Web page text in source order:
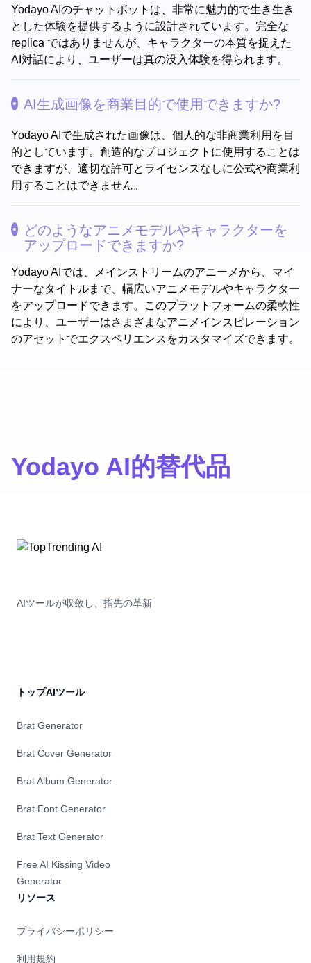
Yodayo AIのチャットボットは、非常に魅力的で生き生き
とした体験を提供するように設計されています。完全な
replica ではありませんが、キャラクターの本質を捉えた
AI対話により、ユーザーは真の没入体験を得られます。
AI生成画像を商業目的で使用できますか?
Yodayo AIで生成された画像は、個人的な非商業利用を目
的としています。創造的なプロジェクトに使用することは
できますが、適切な許可とライセンスなしに公式や商業利
用することはできません。
どのようなアニメモデルやキャラクターを
アップロードできますか?
Yodayo AIでは、メインストリームのアニーメから、マイ
ナーなタイトルまで、幅広いアニメモデルやキャラクター
をアップロードできます。このプラットフォームの柔軟性
により、ユーザーはさまざまなアニメインスピレーション
のアセットでエクスペリエンスをカスタマイズできます。
Yodayo AI的替代品
AIツールが収斂し、指先の革新
トップAIツール
Brat Generator
Brat Cover Generator
Brat Album Generator
Brat Font Generator
Brat Text Generator
Free AI Kissing Video
Generator
リソース
プライバシーポリシー
利用規約